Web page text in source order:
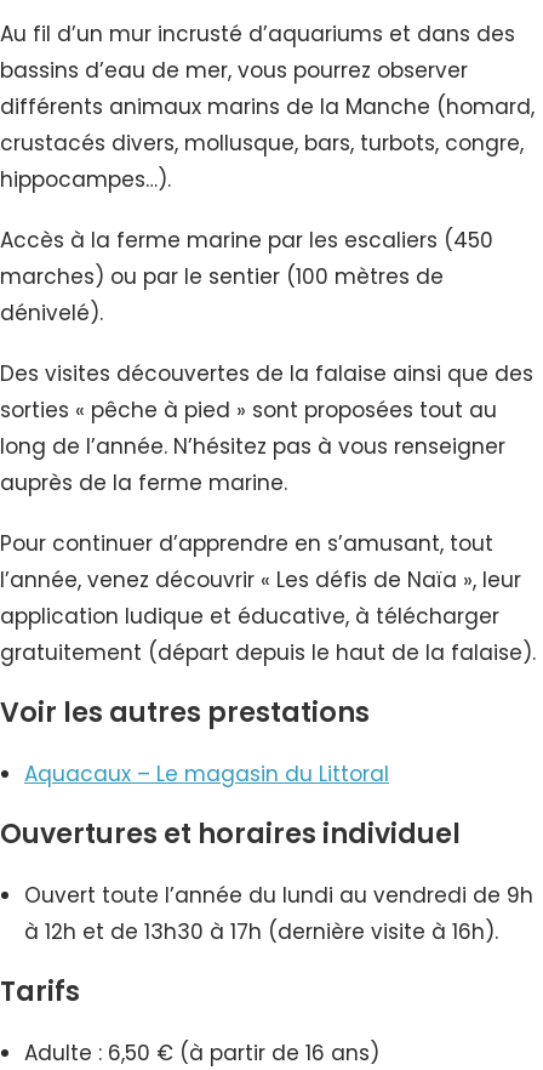
Au fil d’un mur incrusté d’aquariums et dans des
bassins d’eau de mer, vous pourrez observer
différents animaux marins de la Manche (homard,
crustacés divers, mollusque, bars, turbots, congre,
hippocampes…).
Accès à la ferme marine par les escaliers (450
marches) ou par le sentier (100 mètres de
dénivelé).
Des visites découvertes de la falaise ainsi que des
sorties « pêche à pied » sont proposées tout au
long de l’année. N’hésitez pas à vous renseigner
auprès de la ferme marine.
Pour continuer d’apprendre en s’amusant, tout
l’année, venez découvrir « Les défis de Naïa », leur
application ludique et éducative, à télécharger
gratuitement (départ depuis le haut de la falaise).
Voir les autres prestations
Aquacaux – Le magasin du Littoral
Ouvertures et horaires individuel
Ouvert toute l’année du lundi au vendredi de 9h
à 12h et de 13h30 à 17h (dernière visite à 16h).
Tarifs
Adulte : 6,50 € (à partir de 16 ans)